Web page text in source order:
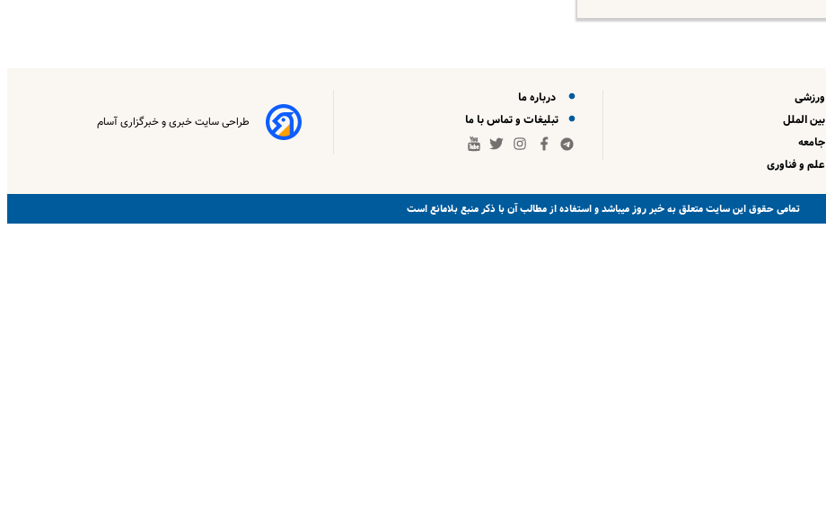
ورزشی
بین الملل
جامعه
علم و فناوری
درباره ما
تبلیغات و تماس با ما
طراحی سایت خبری و خبرگزاری آسام
تمامی حقوق این سایت متعلق بهخبر روزمیباشد و استفاده از مطالب آن با ذکر منبع بلامانع است